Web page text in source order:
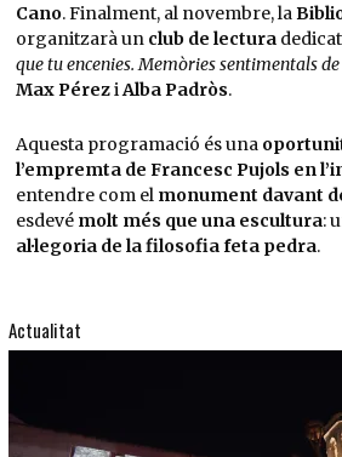
Cano. Finalment, al novembre, la
organitzarà un club de lectura
que tu encenies. Memòries sentimentals de
Max PéreziAlba Padròs.
Aquesta programació és una
l’empremta de Francesc Pujols en
entendre com el monument davant
esdevé molt més que una escultura:
al·legoria de la filosofia feta pedra.
Actualitat